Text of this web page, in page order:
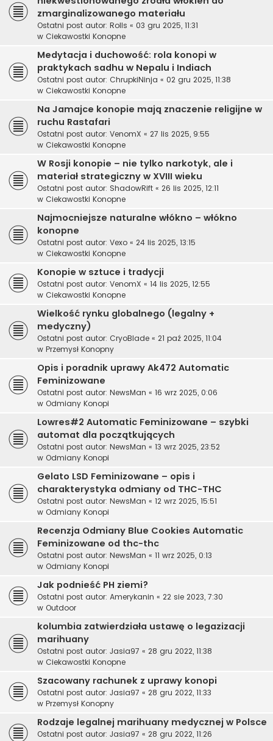
zmarginalizowanego materiału
Ostatni post autor: Rolls « 03 gru 2025, 11:31
w Ciekawostki Konopne
Medytacja i duchowość: rola konopi w
praktykach sadhu w Nepalu i Indiach
Ostatni post autor: ChrupkiNinja « 02 gru 2025, 11:38
w Ciekawostki Konopne
Na Jamajce konopie mają znaczenie religijne w
ruchu Rastafari
Ostatni post autor: VenomX « 27 lis 2025, 9:55
w Ciekawostki Konopne
W Rosji konopie – nie tylko narkotyk, ale i
materiał strategiczny w XVIII wieku
Ostatni post autor: ShadowRift « 26 lis 2025, 12:11
w Ciekawostki Konopne
Najmocniejsze naturalne włókno – włókno
konopne
Ostatni post autor: Vexo « 24 lis 2025, 13:15
w Ciekawostki Konopne
Konopie w sztuce i tradycji
Ostatni post autor: VenomX « 14 lis 2025, 12:55
w Ciekawostki Konopne
Wielkość rynku globalnego (legalny +
medyczny)
Ostatni post autor: CryoBlade « 21 paź 2025, 11:04
w Przemysł Konopny
Opis i poradnik uprawy Ak472 Automatic
Feminizowane
Ostatni post autor: NewsMan « 16 wrz 2025, 0:06
w Odmiany Konopi
Lowres#2 Automatic Feminizowane – szybki
automat dla początkujących
Ostatni post autor: NewsMan « 13 wrz 2025, 23:52
w Odmiany Konopi
Gelato LSD Feminizowane – opis i
charakterystyka odmiany od THC-THC
Ostatni post autor: NewsMan « 12 wrz 2025, 15:51
w Odmiany Konopi
Recenzja Odmiany Blue Cookies Automatic
Feminizowane od thc-thc
Ostatni post autor: NewsMan « 11 wrz 2025, 0:13
w Odmiany Konopi
Jak podnieść PH ziemi?
Ostatni post autor: Amerykanin « 22 sie 2023, 7:30
w Outdoor
kolumbia zatwierdziała ustawę o legazizacji
marihuany
Ostatni post autor: Jasia97 « 28 gru 2022, 11:38
w Ciekawostki Konopne
Szacowany rachunek z uprawy konopi
Ostatni post autor: Jasia97 « 28 gru 2022, 11:33
w Przemysł Konopny
Rodzaje legalnej marihuany medycznej w Polsce
Ostatni post autor: Jasia97 « 28 gru 2022, 11:26